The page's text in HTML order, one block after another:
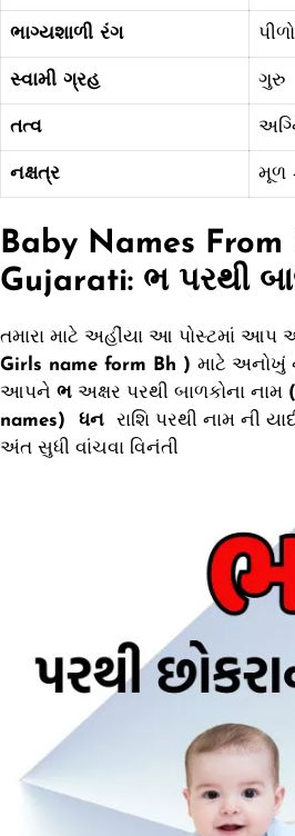
ભાગ્યશાળી રંગ પીળો
સ્વામી ગ્રહ ગુરુ
તત્વ
નક્ષત્ર મૂળ
Baby Names From
Gujarati: ભ પરથી
તમારા માટે અહીંયા આ પોસ્ટમાં આપ
Girls name form Bh ) માટે અનોખું
આપને ભ અક્ષર પરથી બાળકોના નામ
names) ધન
રાશિ પરથી નામ ની
અંત સુધી વાંચવા વિનંતી